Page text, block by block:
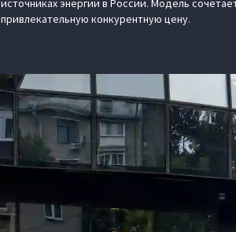
источниках энергии в России. Модель
привлекательную конкурентную цену.